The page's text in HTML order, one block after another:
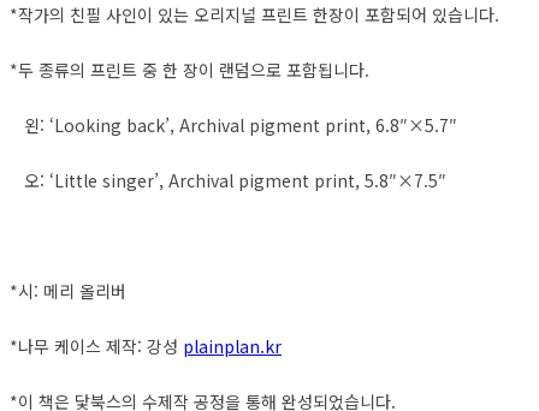
*작가의 친필 사인이 있는 오리지널 프린트 한장이 포함되어 있습니다.
*두 종류의 프린트 중 한 장이 랜덤으로 포함됩니다.
왼: ‘Looking back’, Archival pigment print, 6.8″×5.7″
오: ‘Little singer’, Archival pigment print, 5.8″×7.5″
*시: 메리 올리버
*나무 케이스 제작: 강성 plainplan.kr
*이 책은 닻북스의 수제작 공정을 통해 완성되었습니다.